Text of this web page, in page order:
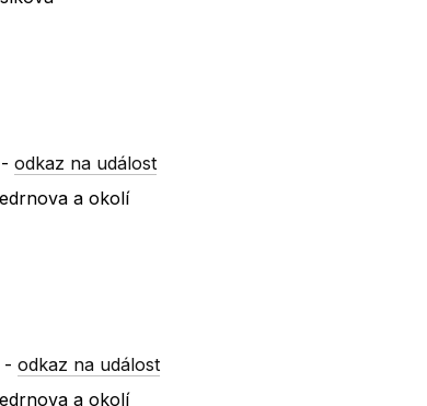
-odkaz na událost
a okolí
-odkaz na událost
a okolí